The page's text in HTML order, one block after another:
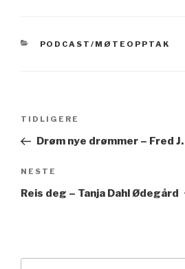
KATEGORIER
PODCAST/MØTEOPPTAK
Forrige
innlegg
TIDLIGERE
Drøm nye drømmer – Fred
Neste
innlegg
NESTE
Reis deg – Tanja Dahl Ødegård